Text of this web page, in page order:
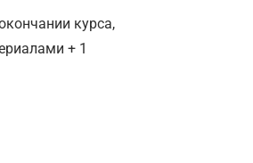
курса,
+ 1